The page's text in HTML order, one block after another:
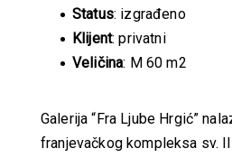
Status: izgrađeno
Klijent: privatni
Veličina: M 60 m2
Galerija “Fra Ljube Hrgić”
franjevačkog kompleksa sv.